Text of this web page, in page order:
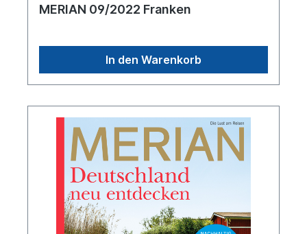
MERIAN 09/2022 Franken
In den Warenkorb